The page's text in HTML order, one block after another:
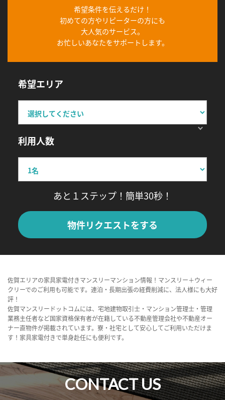
希望条件を伝えるだけ！
初めての方やリピーターの方にも
大人気のサービス。
お忙しいあなたをサポートします。
希望エリア
利用人数
あと１ステップ！簡単30秒！
物件リクエストをする
佐賀エリアの家具家電付きマンスリーマンション情報！マンスリー＋ウィー
クリーでのご利用も可能です。連泊・長期出張の経費削減に、法人様にも大好
評！
佐賀マンスリードットコムには、宅地建物取引士・マンション管理士・管理
業務主任者など国家資格保有者が在籍している不動産管理会社や不動産オー
ナー直物件が掲載されています。寮・社宅として安心してご利用いただけま
す！家具家電付きで単身赴任にも便利です。
CONTACT US